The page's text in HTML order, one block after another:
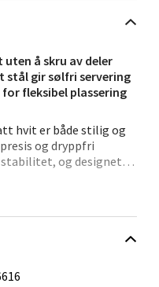
å skru av deler
stål gir sølfri servering
for fleksibel plassering
hvit er både stilig og
og dryppfri
stabilitet, og designet
sikker automatisk
Sandvika